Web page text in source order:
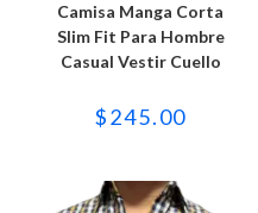
múltiples
variantes.
opciones
elegir
de
producto
Camisa Manga Corta
Slim Fit Para Hombre
Casual Vestir Cuello
$245.00